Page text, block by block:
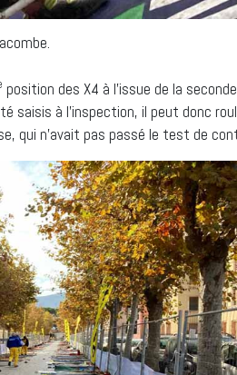
position des X4 à l’issue de la
saisis à l’inspection, il peut donc
qui n’avait pas passé le test de